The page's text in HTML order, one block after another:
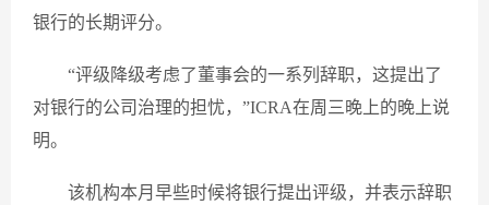
银行的长期评分。
“评级降级考虑了董事会的一系列辞职，这提出了
对银行的公司治理的担忧，”ICRA在周三晚上的晚上说
明。
该机构本月早些时候将银行提出评级，并表示辞职